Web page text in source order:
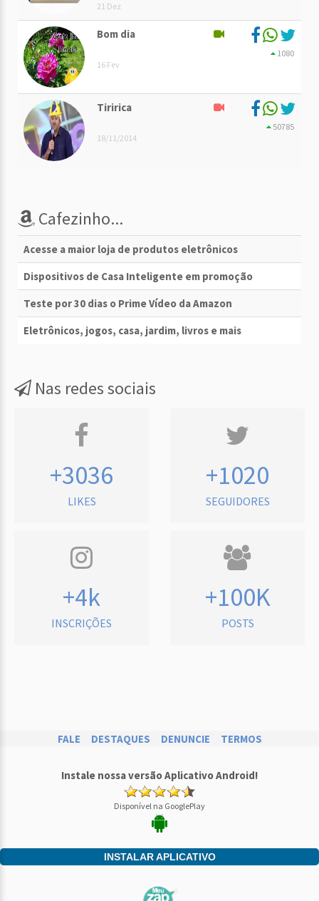
21 Dez
Bom dia
16 Fev
1080
Tiririca
18/11/2014
50785
Cafezinho...
Acesse a maior loja de produtos eletrônicos
Dispositivos de Casa Inteligente em promoção
Teste por 30 dias o Prime Vídeo da Amazon
Eletrônicos, jogos, casa, jardim, livros e mais
Nas redes sociais
+3036
LIKES
+1020
SEGUIDORES
+4k
INSCRIÇÕES
+100K
POSTS
FALE DESTAQUES DENUNCIE TERMOS
Instale nossa versão Aplicativo Android!
Disponível na GooglePlay
INSTALAR APLICATIVO